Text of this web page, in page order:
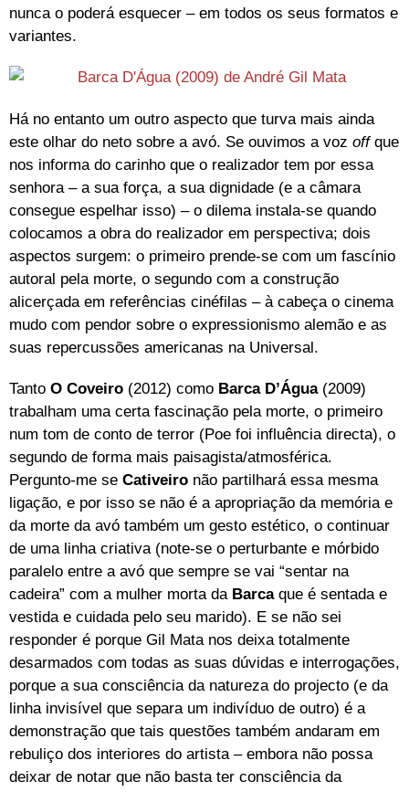
nunca o poderá esquecer – em todos os seus formatos e
variantes.
Há no entanto um outro aspecto que turva mais ainda
este olhar do neto sobre a avó. Se ouvimos a voz offque
nos informa do carinho que o realizador tem por essa
senhora – a sua força, a sua dignidade (e a câmara
consegue espelhar isso) – o dilema instala-se quando
colocamos a obra do realizador em perspectiva; dois
aspectos surgem: o primeiro prende-se com um fascínio
autoral pela morte, o segundo com a construção
alicerçada em referências cinéfilas – à cabeça o cinema
mudo com pendor sobre o expressionismo alemão e as
suas repercussões americanas na Universal.
Tanto O Coveiro (2012) como Barca D’Água(2009)
trabalham uma certa fascinação pela morte, o primeiro
num tom de conto de terror (Poe foi influência directa), o
segundo de forma mais paisagista/atmosférica.
Pergunto-me se Cativeiro não partilhará essa mesma
ligação, e por isso se não é a apropriação da memória e
da morte da avó também um gesto estético, o continuar
de uma linha criativa (note-se o perturbante e mórbido
paralelo entre a avó que sempre se vai “sentar na
cadeira” com a mulher morta da Barcaque é sentada e
vestida e cuidada pelo seu marido). E se não sei
responder é porque Gil Mata nos deixa totalmente
desarmados com todas as suas dúvidas e interrogações,
porque a sua consciência da natureza do projecto (e da
linha invisível que separa um indivíduo de outro) é a
demonstração que tais questões também andaram em
rebuliço dos interiores do artista – embora não possa
deixar de notar que não basta ter consciência da